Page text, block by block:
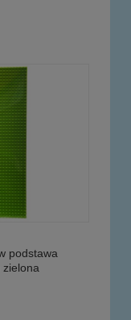
podstawa
zielona